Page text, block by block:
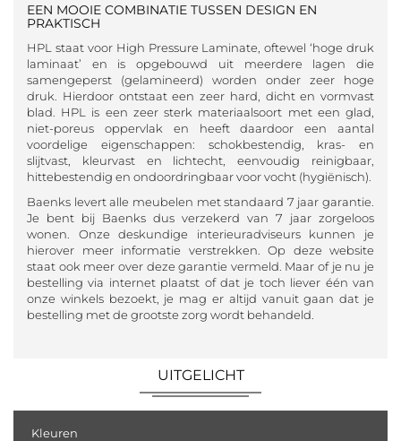
EEN MOOIE COMBINATIE TUSSEN DESIGN EN
PRAKTISCH
HPL staat voor High Pressure Laminate, oftewel ‘hoge druk
laminaat’ en is opgebouwd uit meerdere lagen die
samengeperst (gelamineerd) worden onder zeer hoge
druk. Hierdoor ontstaat een zeer hard, dicht en vormvast
blad. HPL is een zeer sterk materiaalsoort met een glad,
niet-poreus oppervlak en heeft daardoor een aantal
voordelige eigenschappen: schokbestendig, kras- en
slijtvast, kleurvast en lichtecht, eenvoudig reinigbaar,
hittebestendig en ondoordringbaar voor vocht (hygiënisch).
Baenks levert alle meubelen met standaard 7 jaar garantie.
Je bent bij Baenks dus verzekerd van 7 jaar zorgeloos
wonen. Onze deskundige interieuradviseurs kunnen je
hierover meer informatie verstrekken. Op deze website
staat ook meer over deze garantie vermeld. Maar of je nu je
bestelling via internet plaatst of dat je toch liever één van
onze winkels bezoekt, je mag er altijd vanuit gaan dat je
bestelling met de grootste zorg wordt behandeld.
UITGELICHT
Kleuren